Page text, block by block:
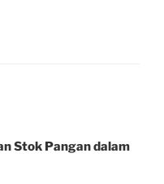
Stok Pangan dalam